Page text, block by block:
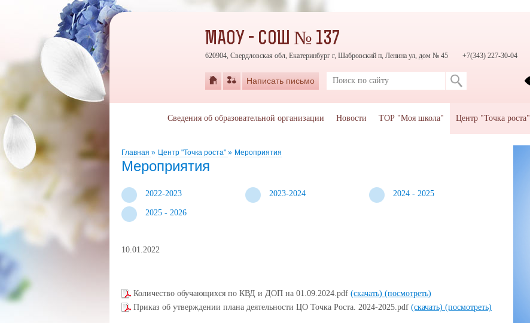
Главная » Центр "Точка роста" » Мероприятия
Мероприятия
2022-2023 2023-2024 2024 - 2025
2025 - 2026
10.01.2022
Количество обучающихся по КВД и ДОП на 01.09.2024.pdf (скачать) (посмотреть)
Приказ об утверждении плана деятельности ЦО Точка Роста. 2024-2025.pdf (скачать) (посмотреть)
МАОУ - СОШ № 137
620904, Свердловская обл, Екатеринбург г, Шабровский п, Ленина ул, дом № 45 +7(343) 227-30-04
Написать письмо
Сведения об образовательной организации Новости ТОР "Моя школа" Центр "Точка роста"